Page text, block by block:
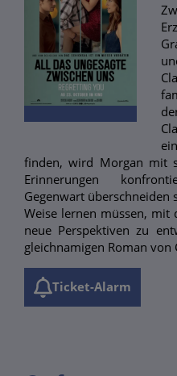
finden, wird Morgan mit
Erinnerungen
Gegenwart überschneiden
Weise lernen müssen, mit
neue Perspektiven zu
gleichnamigen Roman von
Ticket-Alarm